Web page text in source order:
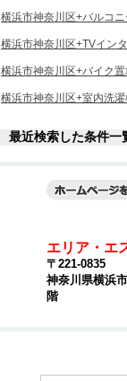
横浜市神奈川区+バルコニ
横浜市神奈川区+TVイン
横浜市神奈川区+バイク
横浜市神奈川区+室内洗
最近検索した条件一
エリア・エ
〒221-0835
神奈川県横浜
階